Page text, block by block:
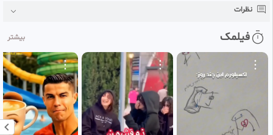
41
BTS - اکسو
7 سال پیش
نظرات
فیلمک بیشتر